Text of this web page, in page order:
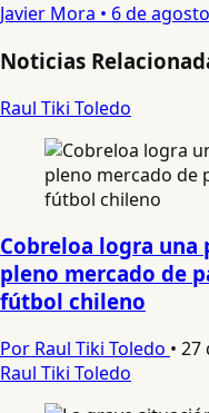
Javier Mora • 6 de
Noticias
Raul Tiki Toledo
Cobreloa logra una
pleno mercado de
fútbol chileno
Por Raul Tiki Toledo • 27
Raul Tiki Toledo